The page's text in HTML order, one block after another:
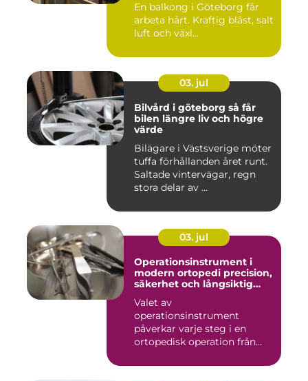
En balkong i Göteborg får
arbeta hårt. Kraftig blåst, salt
luft och växl...
03. jul
Bilvård i göteborg så får
bilen längre liv och högre
värde
Bilägare i Västsverige möter
tuffa förhållanden året runt.
Saltade vintervägar, regn
stora delar av ...
03. jul
Operationsinstrument i
modern ortopedi precision,
säkerhet och långsiktig
Valet av
operationsinstrument
påverkar varje steg i en
ortopedisk operation från